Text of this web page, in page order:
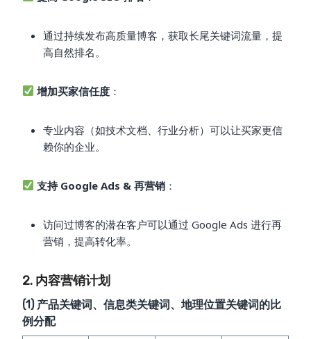
通过持续发布高质量博客，获取长尾关键词流量，提
高自然排名。
增加买家信任度 ：
专业内容（如技术文档、行业分析）可以让买家更信
赖你的企业。
支持 Google Ads & 再营销 ：
访问过博客的潜在客户可以通过 Google Ads 进行再
营销，提高转化率。
2. 内容营销计划
(1) 产品关键词、信息类关键词、地理位置关键词的比
例分配